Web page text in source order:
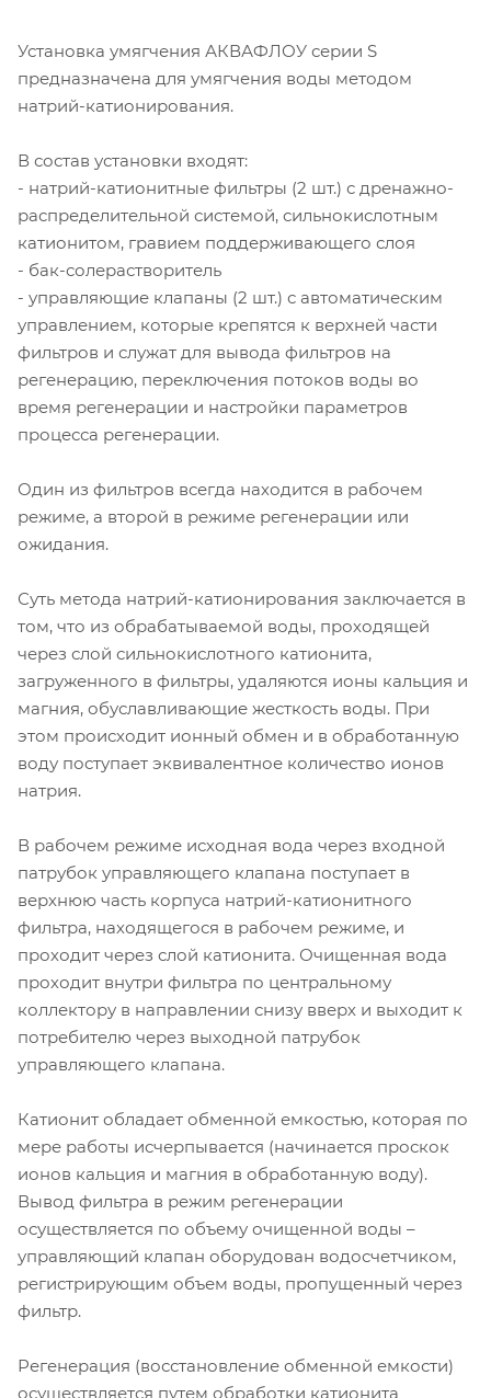
Установка умягчения АКВАФЛОУ серии S
предназначена для умягчения воды методом
натрий-катионирования.
В состав установки входят:
- натрий-катионитные фильтры (2 шт.) с дренажно-
распределительной системой, сильнокислотным
катионитом, гравием поддерживающего слоя
- бак-солерастворитель
- управляющие клапаны (2 шт.) с автоматическим
управлением, которые крепятся к верхней части
фильтров и служат для вывода фильтров на
регенерацию, переключения потоков воды во
время регенерации и настройки параметров
процесса регенерации.
Один из фильтров всегда находится в рабочем
режиме, а второй в режиме регенерации или
ожидания.
Суть метода натрий-катионирования заключается в
том, что из обрабатываемой воды, проходящей
через слой сильнокислотного катионита,
загруженного в фильтры, удаляются ионы кальция и
магния, обуславливающие жесткость воды. При
этом происходит ионный обмен и в обработанную
воду поступает эквивалентное количество ионов
натрия.
В рабочем режиме исходная вода через входной
патрубок управляющего клапана поступает в
верхнюю часть корпуса натрий-катионитного
фильтра, находящегося в рабочем режиме, и
проходит через слой катионита. Очищенная вода
проходит внутри фильтра по центральному
коллектору в направлении снизу вверх и выходит к
потребителю через выходной патрубок
управляющего клапана.
Катионит обладает обменной емкостью, которая по
мере работы исчерпывается (начинается проскок
ионов кальция и магния в обработанную воду).
Вывод фильтра в режим регенерации
осуществляется по объему очищенной воды –
управляющий клапан оборудован водосчетчиком,
регистрирующим объем воды, пропущенный через
фильтр.
Регенерация (восстановление обменной емкости)
осуществляется путем обработки катионита